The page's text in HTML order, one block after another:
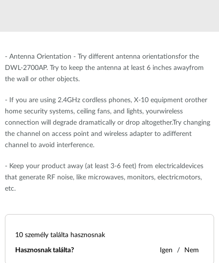
- Antenna Orientation - Try different antenna orientationsfor the
DWL-2700AP. Try to keep the antenna at least 6 inches awayfrom
the wall or other objects.
- If you are using 2.4GHz cordless phones, X-10 equipment orother
home security systems, ceiling fans, and lights, yourwireless
connection will degrade dramatically or drop altogether.Try changing
the channel on access point and wireless adapter to adifferent
channel to avoid interference.
- Keep your product away (at least 3-6 feet) from electricaldevices
that generate RF noise, like microwaves, monitors, electricmotors,
etc.
10 személy találta hasznosnak
Hasznosnak találta? Igen Nem